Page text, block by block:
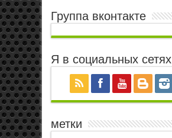
Группа вконтакте
Я в социальных сетях
метки